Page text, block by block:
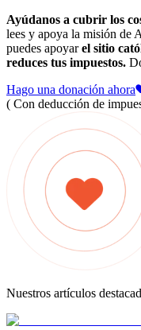
Ayúdanos a cubrir los
lees y apoya la misión de
puedes apoyarel sitio
reduces tus impuestos.
Hago una donación ahora
( Con deducción de
Nuestros artículos